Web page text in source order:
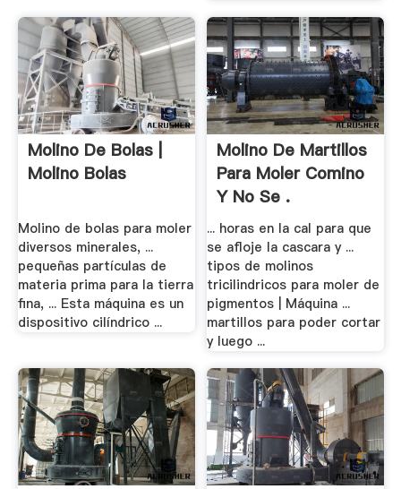
Molino De Bolas |
Molino Bolas
Molino de bolas para moler
diversos minerales, ...
pequeñas partículas de
materia prima para la tierra
fina, ... Esta máquina es un
dispositivo cilíndrico ...
Molino De Martillos
Para Moler Comino
Y No Se .
... horas en la cal para que
se afloje la cascara y ...
tipos de molinos
tricilindricos para moler de
pigmentos | Máquina ...
martillos para poder cortar
y luego ...